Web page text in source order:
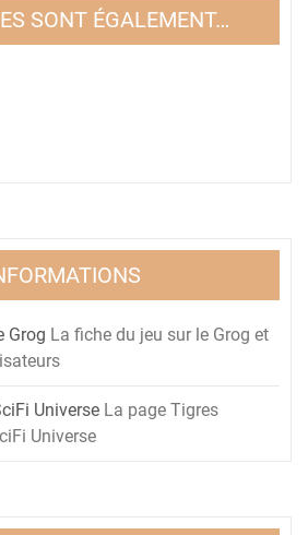
SONT ÉGALEMENT…
Grog La fiche du jeu sur le Grog et
Universe La page Tigres
Universe